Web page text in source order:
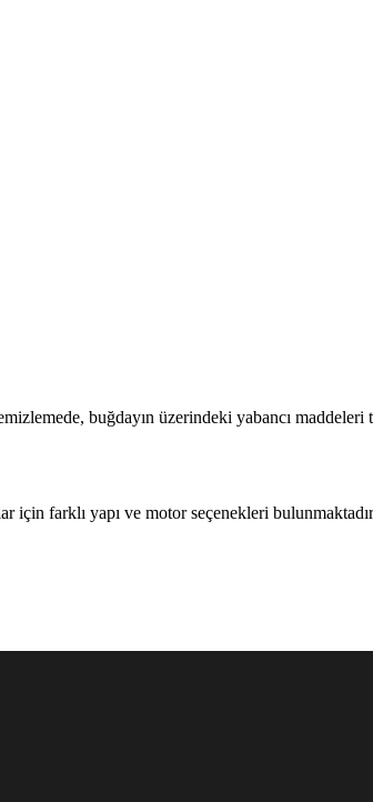
buğdayın üzerindeki yabancı maddeleri
farklı yapı ve motor seçenekleri